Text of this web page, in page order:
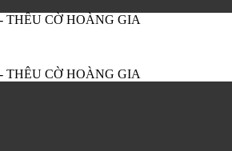
THÊU CỜ HOÀNG GIA
THÊU CỜ HOÀNG GIA